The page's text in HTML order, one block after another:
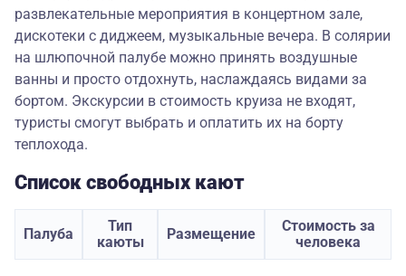
развлекательные мероприятия в концертном зале,
дискотеки с диджеем, музыкальные вечера. В солярии
на шлюпочной палубе можно принять воздушные
ванны и просто отдохнуть, наслаждаясь видами за
бортом. Экскурсии в стоимость круиза не входят,
туристы смогут выбрать и оплатить их на борту
теплохода.
Список свободных кают
Палуба
Тип
каюты
Размещение
Стоимость за
человека